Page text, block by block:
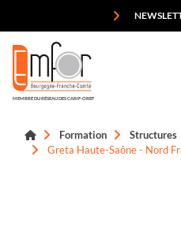
MEMBRE DU RÉSEAU DES CARIF-OREF
Formation
Structures
Greta Haute-Saône - Nord
Panneau de gestion des cookies